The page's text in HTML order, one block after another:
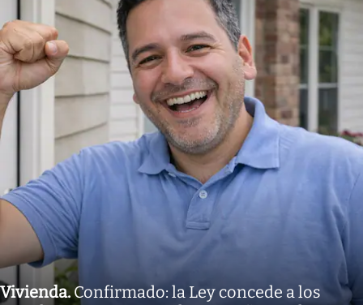
Vivienda.Confirmado: la Ley concede a los